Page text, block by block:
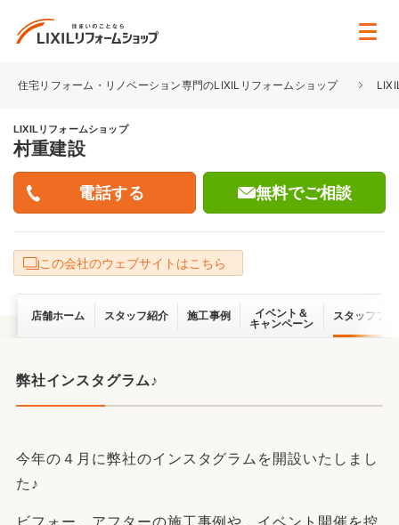
住宅リフォーム・リノベーション専門のLIXILリフォームショップ
LIXILリフォームショップ
村重建設
無料でご相談
この会社のウェブサイトはこちら
店舗ホーム スタッフ紹介 施工事例
イベント＆
キャンペーン
スタッフブ
弊社インスタグラム♪
今年の４月に弊社のインスタグラムを開設いたしまし
た♪
ビフォー、アフターの施工事例や、イベント開催を控